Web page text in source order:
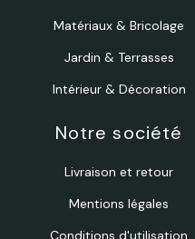
Matériaux & Bricolage
Jardin & Terrasses
Intérieur & Décoration
Notre société
Livraison et retour
Mentions légales
Conditions d'utilisation